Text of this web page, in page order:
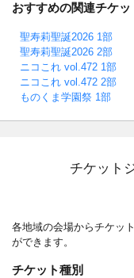
おすすめの関連チケッ
聖寿莉聖誕2026 1部
聖寿莉聖誕2026 2部
ニコこれ vol.472 1部
ニコこれ vol.472 2部
ものくま学園祭 1部
チケット
各地域の会場からチケッ
ができます。
チケット種別